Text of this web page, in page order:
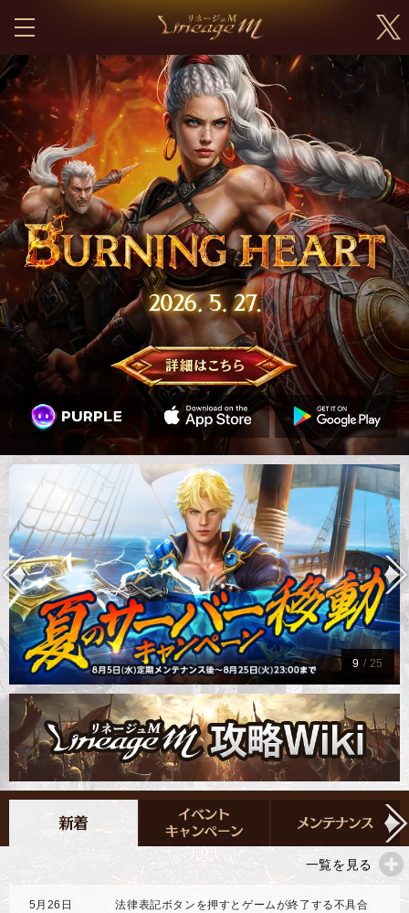
9 / 25
一覧を見る
5月26日 法律表記ボタンを押すとゲームが終了する不具合